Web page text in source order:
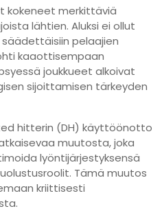
kokeneet merkittäviä
lähtien. Aluksi ei ollut
pelaajien
kaaottisempaan
joukkueet alkoivat
sijoittamisen tärkeyden
hitterin (DH) käyttöönotto
muutosta, joka
lyöntijärjestyksensä
Tämä muutos
kriittisesti